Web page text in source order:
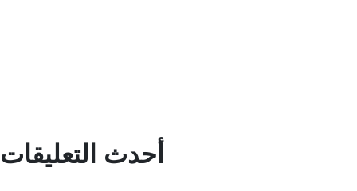
أحدث التعليقات